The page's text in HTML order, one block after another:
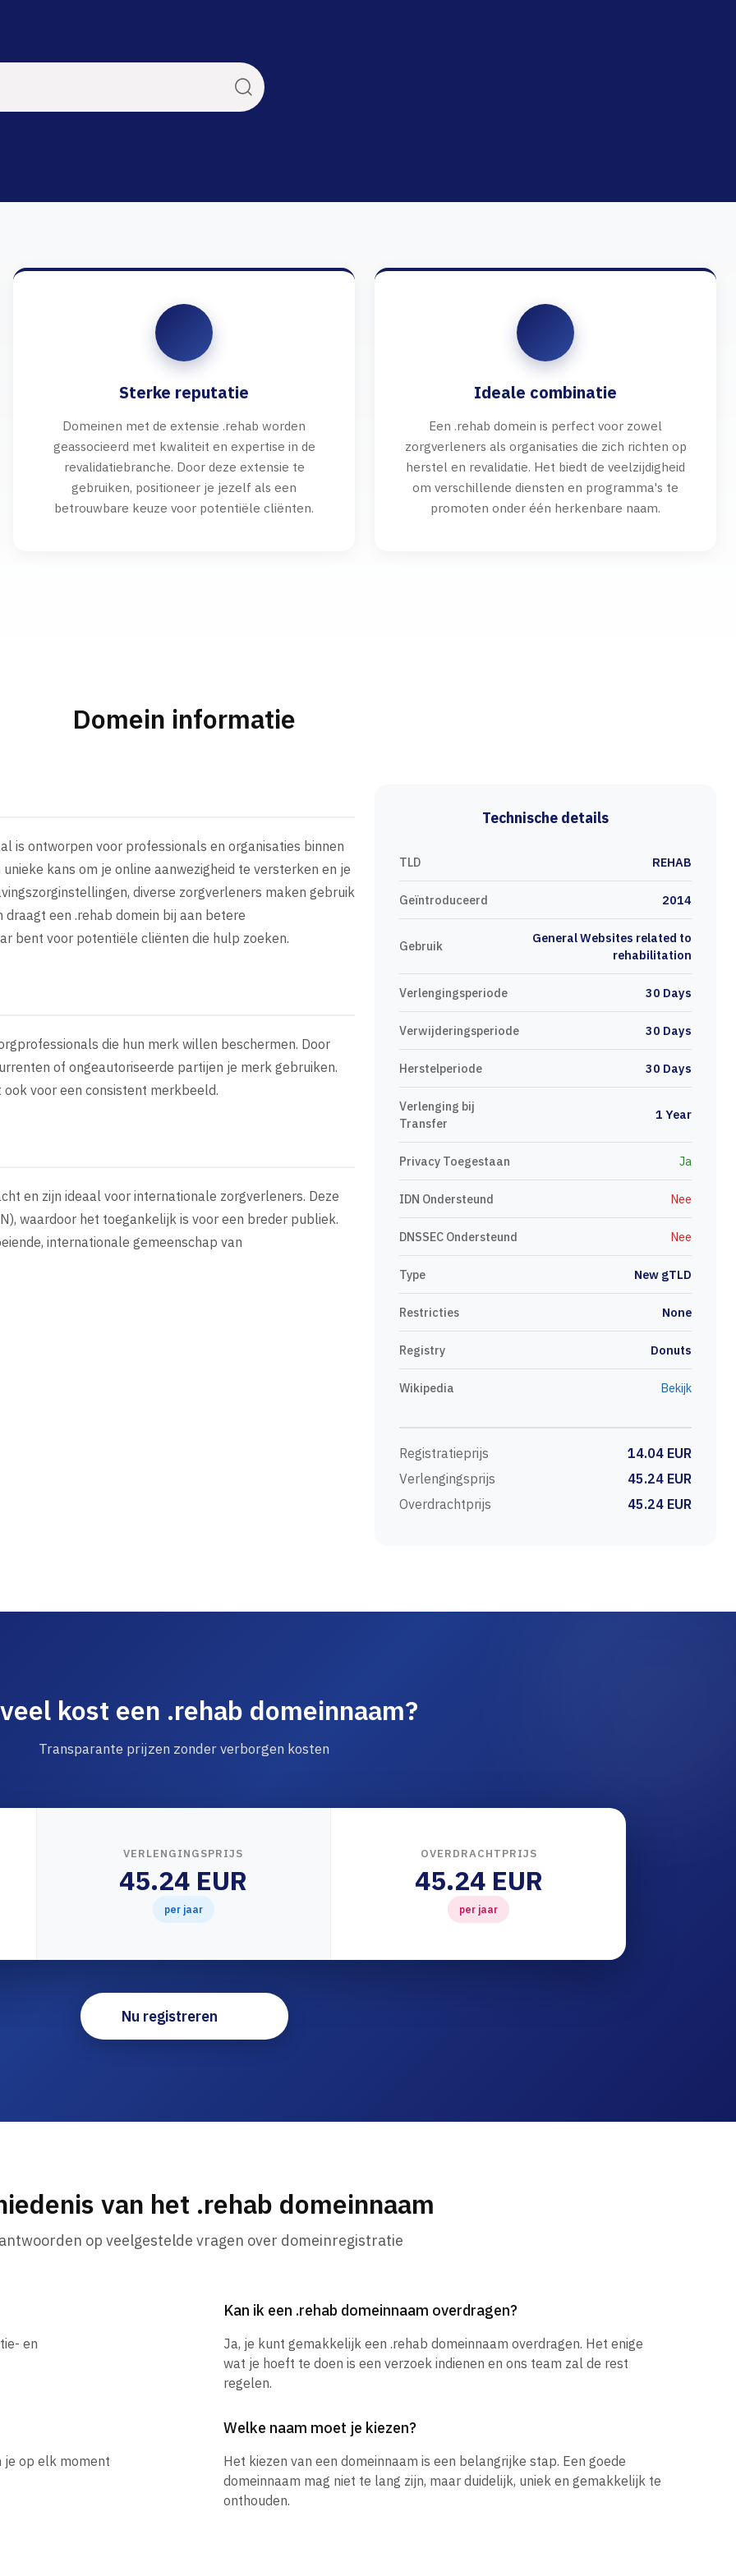
Sterke reputatie
Domeinen met de extensie .rehab worden
geassocieerd met kwaliteit en expertise in de
revalidatiebranche. Door deze extensie te
gebruiken, positioneer je jezelf als een
betrouwbare keuze voor potentiële cliënten.
Ideale combinatie
Een .rehab domein is perfect voor zowel
zorgverleners als organisaties die zich richten op
herstel en revalidatie. Het biedt de veelzijdigheid
om verschillende diensten en programma's te
promoten onder één herkenbare naam.
Domein informatie
is ontworpen voor professionals en organisaties binnen
kans om je online aanwezigheid te versterken en je
diverse zorgverleners maken gebruik
een .rehab domein bij aan betere
bent voor potentiële cliënten die hulp zoeken.
die hun merk willen beschermen. Door
of ongeautoriseerde partijen je merk gebruiken.
voor een consistent merkbeeld.
en zijn ideaal voor internationale zorgverleners. Deze
waardoor het toegankelijk is voor een breder publiek.
internationale gemeenschap van
Technische details
TLD REHAB
Geïntroduceerd 2014
Gebruik
General Websites related to
rehabilitation
Verlengingsperiode 30 Days
Verwijderingsperiode 30 Days
Herstelperiode 30 Days
Verlenging bij
Transfer
1 Year
Privacy Toegestaan Ja
IDN Ondersteund Nee
DNSSEC Ondersteund Nee
Type New gTLD
Restricties None
Registry Donuts
Wikipedia Bekijk
Registratieprijs
14.04 EUR
Verlengingsprijs
45.24 EUR
Overdrachtprijs
45.24 EUR
kost een .rehab domeinnaam?
Transparante prijzen zonder verborgen kosten
VERLENGINGSPRIJS
45.24 EUR
per jaar
OVERDRACHTPRIJS
45.24 EUR
per jaar
Nu registreren
van het .rehab domeinnaam
op veelgestelde vragen over domeinregistratie
en
Kan ik een .rehab domeinnaam overdragen?
Ja, je kunt gemakkelijk een .rehab domeinnaam overdragen. Het enige
wat je hoeft te doen is een verzoek indienen en ons team zal de rest
regelen.
je op elk moment
Welke naam moet je kiezen?
Het kiezen van een domeinnaam is een belangrijke stap. Een goede
domeinnaam mag niet te lang zijn, maar duidelijk, uniek en gemakkelijk te
onthouden.